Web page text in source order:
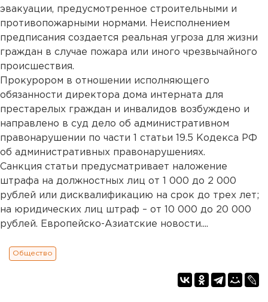
эвакуации, предусмотренное строительными и
противопожарными нормами. Неисполнением
предписания создается реальная угроза для жизни
граждан в случае пожара или иного чрезвычайного
происшествия.
Прокурором в отношении исполняющего
обязанности директора дома интерната для
престарелых граждан и инвалидов возбуждено и
направлено в суд дело об административном
правонарушении по части 1 статьи 19.5 Кодекса РФ
об административных правонарушениях.
Санкция статьи предусматривает наложение
штрафа на должностных лиц от 1 000 до 2 000
рублей или дисквалификацию на срок до трех лет;
на юридических лиц штраф – от 10 000 до 20 000
рублей. Европейско-Азиатские новости....
Общество